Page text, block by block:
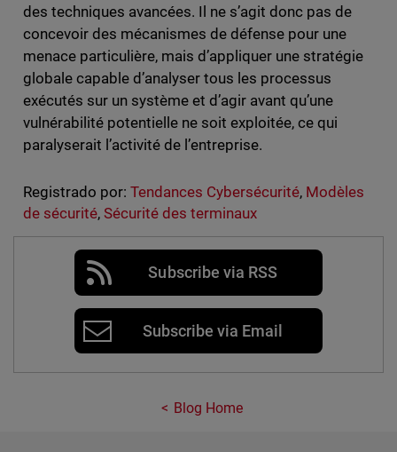
des techniques avancées. Il ne s’agit donc pas de
concevoir des mécanismes de défense pour une
menace particulière, mais d’appliquer une stratégie
globale capable d’analyser tous les processus
exécutés sur un système et d’agir avant qu’une
vulnérabilité potentielle ne soit exploitée, ce qui
paralyserait l’activité de l’entreprise.
Registrado por: Tendances Cybersécurité, Modèles
de sécurité, Sécurité des terminaux
Subscribe via RSS
Subscribe via Email
Blog Home